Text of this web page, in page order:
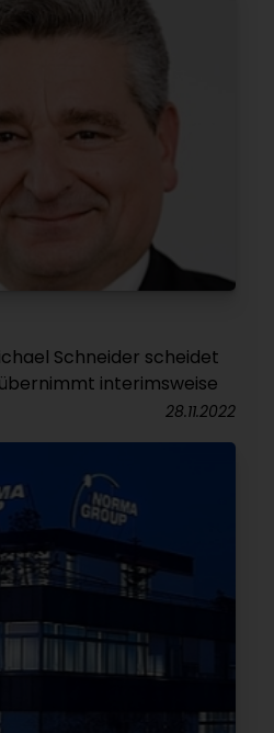
Schneider scheidet
interimsweise
28.11.2022